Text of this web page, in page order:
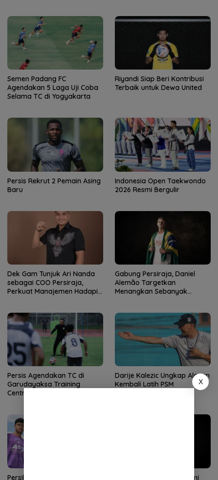
Semen Padang FC
Agendakan 5 Laga Uji Coba
Selama TC di Yogyakarta
Riyandi Siap Beri Kontribusi
Terbaik untuk Dewa United
Persis Rekrut 2 Pemain Asing
Baru
Indonesia Open Taekwondo
2026 Resmi Bergulir
Dek Gam Tunjuk Ari Nanda
sebagai COO Persiraja,
Perkuat Manajemen Hadapi
Gabung Persiraja, Daniel
Alemão Targetkan
Menangkan Sebanyak
Persis Agendakan TC di
Garudayaksa Training
Centre
Darije Kalezic Ungkap Alasan
Kembali Latih PSM
Persik Perkenalkan 5 Pemain
Ilham Udin Armaiyn Resmi
X